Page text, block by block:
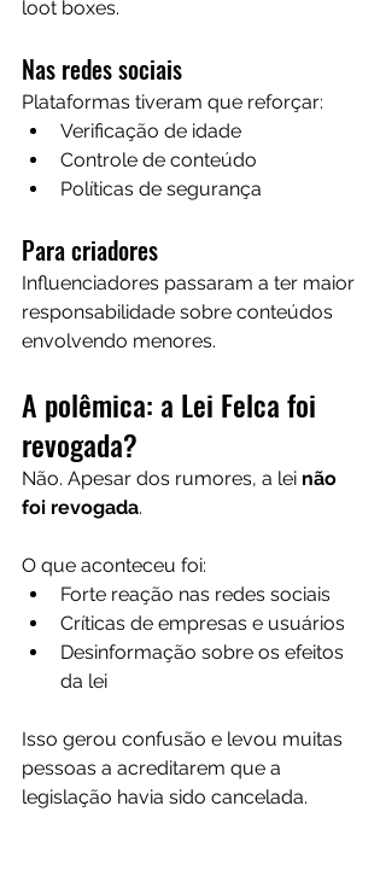
loot boxes.
Nas redes sociais
Plataformas tiveram que reforçar:
Verificação de idade
Controle de conteúdo
Políticas de segurança
Para criadores
Influenciadores passaram a ter maior
responsabilidade sobre conteúdos
envolvendo menores.
A polêmica: a Lei Felca foi
revogada?
Não. Apesar dos rumores, a lei não
foi revogada.
O que aconteceu foi:
Forte reação nas redes sociais
Críticas de empresas e usuários
Desinformação sobre os efeitos
da lei
Isso gerou confusão e levou muitas
pessoas a acreditarem que a
legislação havia sido cancelada.